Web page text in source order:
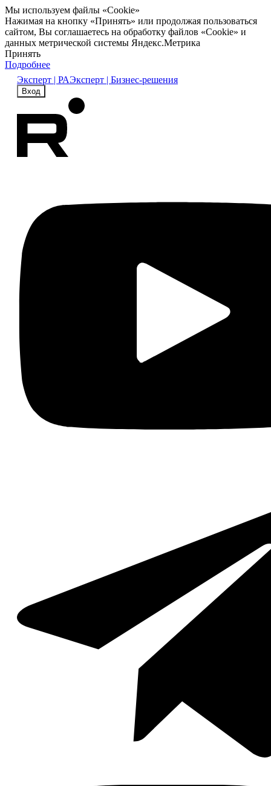
Мы используем файлы «Cookie»
Нажимая на кнопку «Принять» или продолжая пользоваться
сайтом, Вы соглашаетесь на обработку файлов «Cookie» и
данных метрической системы Яндекс.Метрика
Принять
Подробнее
Эксперт | РАЭксперт | Бизнес-решения
Вход